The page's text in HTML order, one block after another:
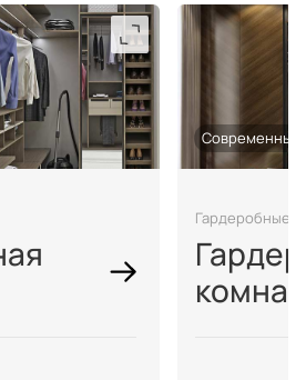
Современный
Гардеробные